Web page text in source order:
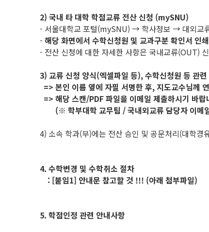
2) 국내 타 대학 학점교류 전산 신청 (mySNU)
- 서울대학교 포털(mySNU) → 학사정보 → 대외교
- 해당 화면에서 수학신청원 및 교과구분 확인서 인
- 전산 신청에 대한 자세한 사항은 국내교류(OUT)
3) 교류 신청 양식(엑셀파일 등), 수학신청원 등 관
=> 본인 이름 옆에 자필 서명한 후, 지도교수님께
=> 해당 스캔/PDF 파일을 이메일 제출하시기 바
(※ 학부대학 교무팀 / 국내외교류 담당자 이
4) 소속 학과(부)에는 전산 승인 및 공문처리(대학경
4. 수학변경 및 수학취소 절차
: [붙임1] 안내문 참고할 것 !!! (아래 첨부파일)
5. 학점인정 관련 안내사항